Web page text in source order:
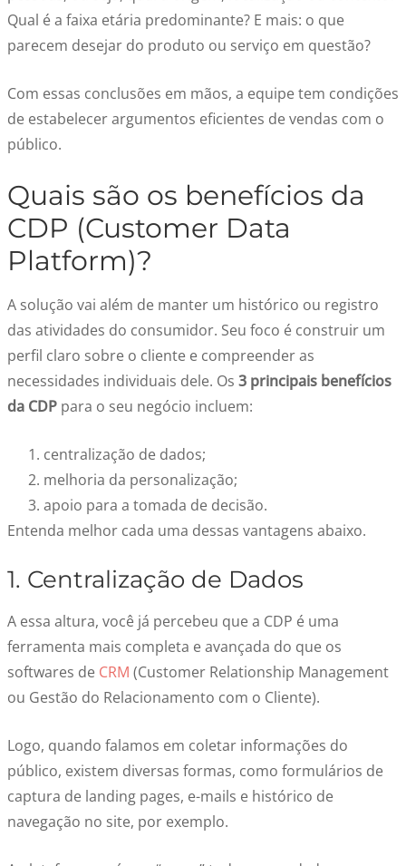
Qual é a faixa etária predominante? E mais: o que
parecem desejar do produto ou serviço em questão?
Com essas conclusões em mãos, a equipe tem condições
de estabelecer argumentos eficientes de vendas com o
público.
Quais são os benefícios da
CDP (Customer Data
Platform)?
A solução vai além de manter um histórico ou registro
das atividades do consumidor. Seu foco é construir um
perfil claro sobre o cliente e compreender as
necessidades individuais dele. Os 3 principais benefícios
da CDP para o seu negócio incluem:
centralização de dados;
melhoria da personalização;
apoio para a tomada de decisão.
Entenda melhor cada uma dessas vantagens abaixo.
1. Centralização de Dados
A essa altura, você já percebeu que a CDP é uma
ferramenta mais completa e avançada do que os
softwares de CRM (Customer Relationship Management
ou Gestão do Relacionamento com o Cliente).
Logo, quando falamos em coletar informações do
público, existem diversas formas, como formulários de
captura de landing pages, e-mails e histórico de
navegação no site, por exemplo.